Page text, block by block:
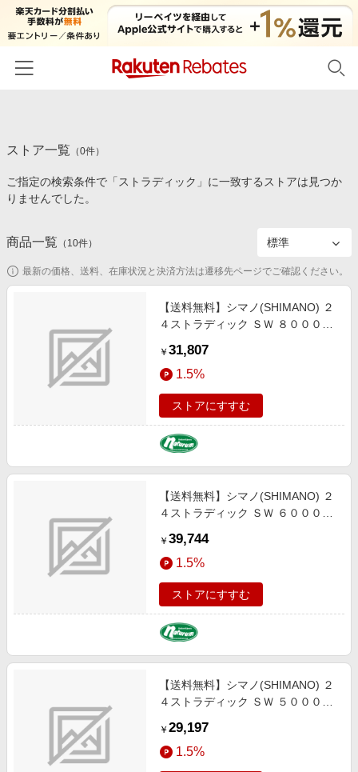
カテゴリー一覧
百貨店・総合ECモール
食品・スイーツ・お酒
コスメ・健康・医薬品
家電・PC・スマホ・カメラ
スポーツ・アウトドア・ゴルフ
旅行・レジャー・ホテル予約
金融・マネー・保険
デジタルコンテンツ
ビジネス・その他サービス
イベント一覧
初回購入者限定特典
対象ストア新規限定特典
楽天ペイ導入ストア
楽天サービス特集
わくわく夏特集
Samsung ボーナスキャンペーン
週末の高還元 夏の長期版
ストア一覧 （0件）
ご指定の検索条件で「ストラディック」に一致するストアは見つか
りませんでした。
商品一覧 （ 10件）
最新の価格、送料、在庫状況と決済方法は遷移先ページでご確認ください。
【送料無料】シマノ(SHIMANO) ２
４ストラディック ＳＷ ８０００Ｈ
￥ 31,807
1.5%
ストアにすすむ
【送料無料】シマノ(SHIMANO) ２
４ストラディック ＳＷ ６０００Ｈ
￥ 39,744
1.5%
ストアにすすむ
【送料無料】シマノ(SHIMANO) ２
４ストラディック ＳＷ ５０００Ｘ
￥ 29,197
1.5%